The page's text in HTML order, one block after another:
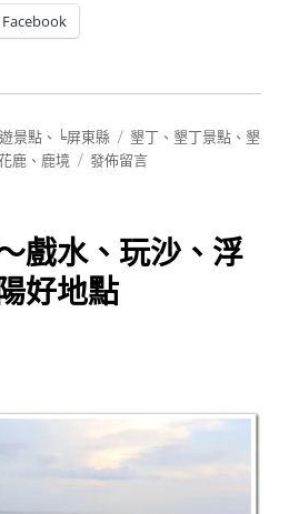
Facebook
景點 、 ╘屏東縣
標
籤
墾丁 、 墾丁景點 、 墾
鹿 、 鹿境
在
來
跟
可
梅
一
發佈留言
戲水、玩沙、浮
好地點